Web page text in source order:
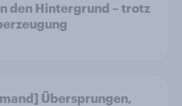
den Hintergrund – trotz
Übersprungen,